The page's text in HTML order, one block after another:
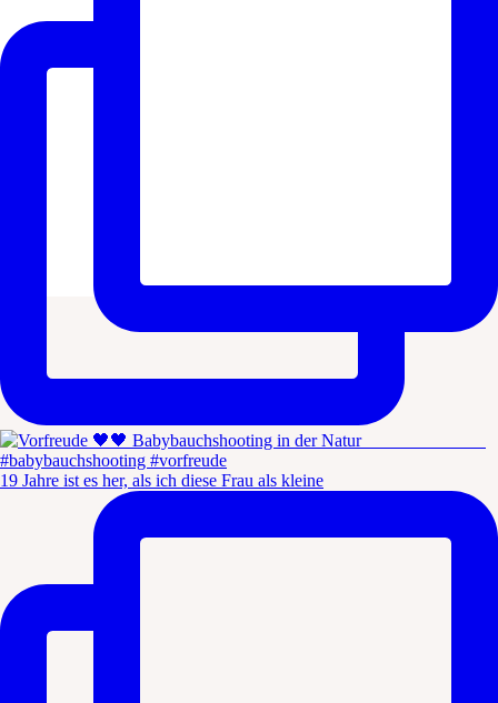
19 Jahre ist es her, als ich diese Frau als kleine